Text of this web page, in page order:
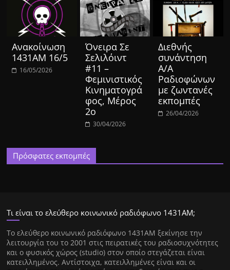
Ανακοίνωση
1431ΑΜ 16/5
16/05/2026
Όνειρα Σε
Σελιλόιντ
#11 –
Φεμινιστικός
Κινηματογρά
φος, Μέρος
2ο
30/04/2026
Διεθνής
συνάντηση
Α/Α
Ραδιοφώνων
με ζωντανές
εκπομπές
26/04/2026
Πρόσφατες εκπομπές
Τι είναι το ελεύθερο κοινωνικό ραδιόφωνο 1431ΑΜ;
Tο ελεύθερο κοινωνικό ραδιόφωνο 1431AM ξεκίνησε την
λειτουργία του το 2001 στις πειρατικές του ραδιοσυχνότητες
και ο φυσικός χώρος (studio) στον οποίο στεγάζεται είναι
κατειλλημένος. Αντίστοιχα, κατειλλημένες είναι και οι